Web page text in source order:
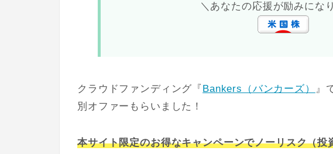
＼あなたの応援が励みにな
クラウドファンディング『 Bankers（バンカーズ）
』
別オファーもらいました！
本サイト限定のお得なキャンペーンでノーリスク（